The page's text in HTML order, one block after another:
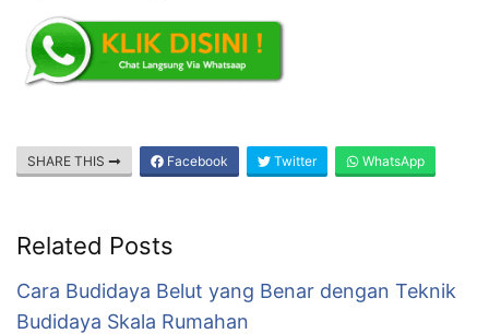
SHARE THIS Facebook Twitter WhatsApp
Related Posts
Cara Budidaya Belut yang Benar dengan Teknik
Budidaya Skala Rumahan